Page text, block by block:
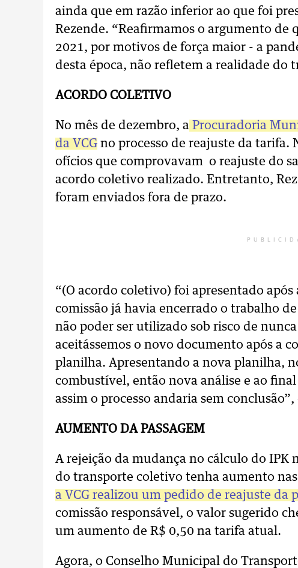
ainda que em razão inferior ao que foi
Rezende. “Reafirmamos o argumento de
2021, por motivos de força maior - a
desta época, não refletem a realidade do
ACORDO COLETIVO
No mês de dezembro, a Procuradoria
da VCG no processo de reajuste da tarifa.
ofícios que comprovavam o reajuste do
acordo coletivo realizado. Entretanto,
foram enviados fora de prazo.
“(O acordo coletivo) foi apresentado
comissão já havia encerrado o trabalho
não poder ser utilizado sob risco de
aceitássemos o novo documento após a
planilha. Apresentando a nova planilha,
combustível, então nova análise e ao
assim o processo andaria sem
AUMENTO DA PASSAGEM
A rejeição da mudança no cálculo do
do transporte coletivo tenha aumento
a VCG realizou um pedido de reajuste da
comissão responsável, o valor sugerido
um aumento de R$ 0,50 na tarifa atual.
Agora, o Conselho Municipal do